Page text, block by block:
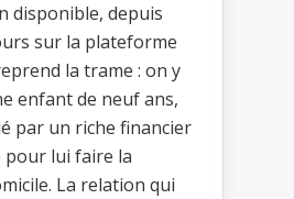
disponible, depuis
sur la plateforme
la trame : on y
enfant de neuf ans,
par un riche financier
lui faire la
La relation qui